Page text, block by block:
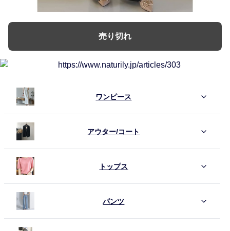
売り切れ
ワンピース
アウター/コート
トップス
パンツ